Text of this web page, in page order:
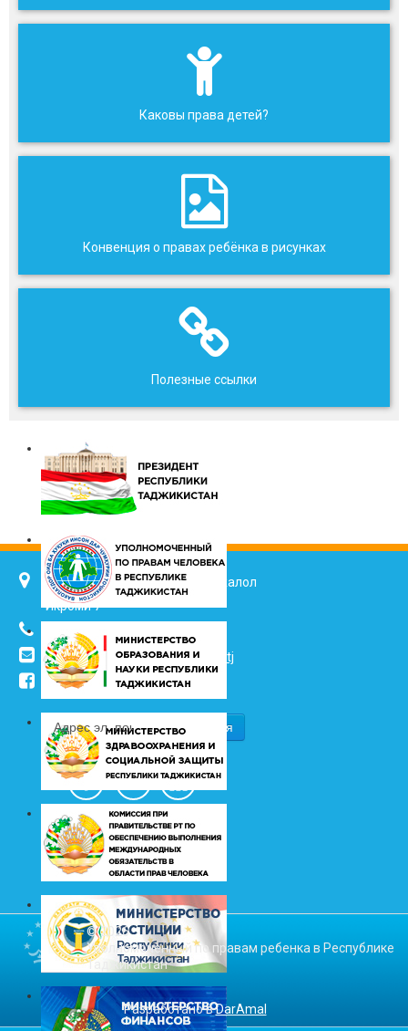
Каковы права детей?
Конвенция о правах ребёнка в рисунках
Полезные ссылки
734025, г. Душанбе, улица Джалол
Икроми 7
(+992 37) 2217352
info@vhk.tj
info@ombudsman.tj
/kudakon
© 2026
Уполномоченный по правам ребенка в Республике
Таджикистан
Разработано вDarAmal